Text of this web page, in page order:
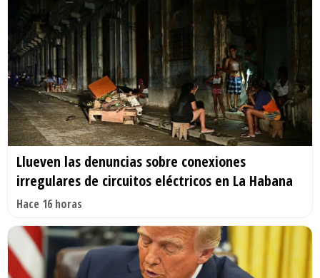
Llueven las denuncias sobre conexiones
irregulares de circuitos eléctricos en La Habana
Hace 16 horas